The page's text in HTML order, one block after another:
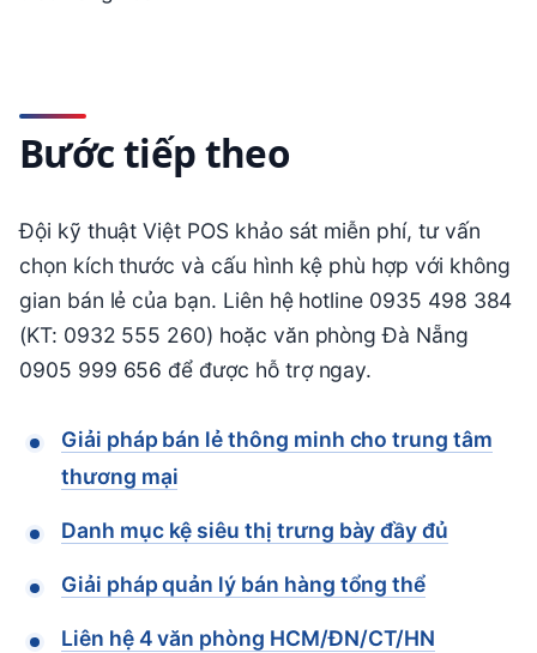
Bước tiếp theo
Đội kỹ thuật Việt POS khảo sát miễn phí, tư vấn
chọn kích thước và cấu hình kệ phù hợp với không
gian bán lẻ của bạn. Liên hệ hotline 0935 498 384
(KT: 0932 555 260) hoặc văn phòng Đà Nẵng
0905 999 656 để được hỗ trợ ngay.
Giải pháp bán lẻ thông minh cho trung tâm
thương mại
Danh mục kệ siêu thị trưng bày đầy đủ
Giải pháp quản lý bán hàng tổng thể
Liên hệ 4 văn phòng HCM/ĐN/CT/HN